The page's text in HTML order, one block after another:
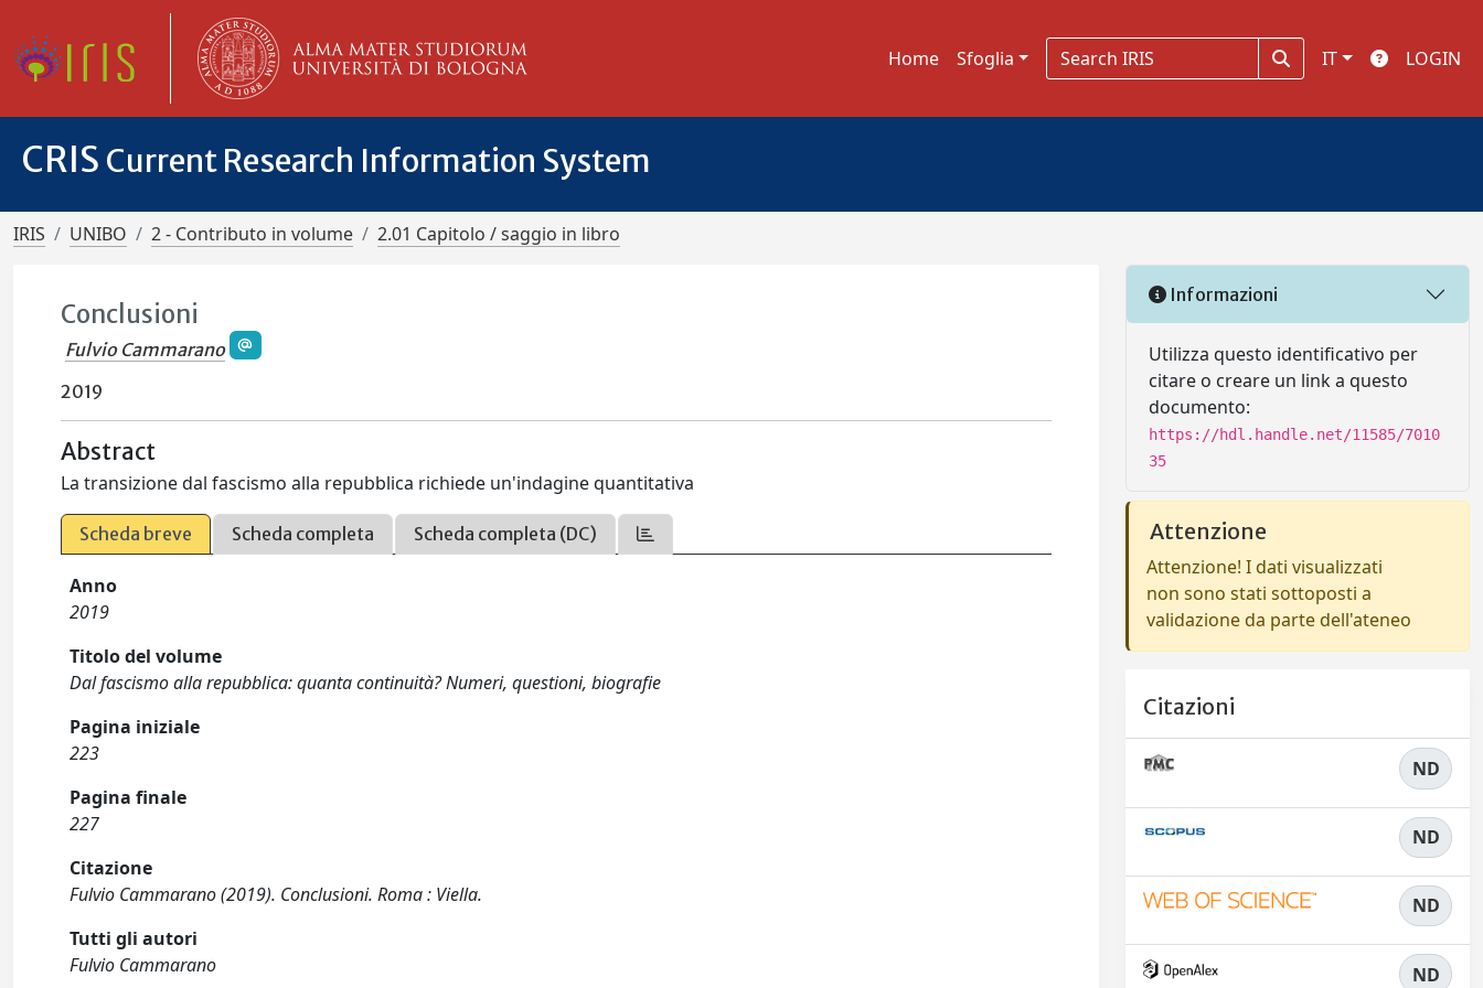
Home Sfoglia IT LOGIN
CRIS Current Research Information System
IRIS UNIBO 2 - Contributo in volume 2.01 Capitolo / saggio in libro
Conclusioni
Fulvio Cammarano
2019
Abstract
La transizione dal fascismo alla repubblica richiede un'indagine quantitativa
Scheda breve Scheda completa Scheda completa (DC)
Anno
2019
Titolo del volume
Dal fascismo alla repubblica: quanta continuità? Numeri, questioni, biografie
Pagina iniziale
223
Pagina finale
227
Citazione
Fulvio Cammarano (2019). Conclusioni. Roma : Viella.
Tutti gli autori
Fulvio Cammarano
Informazioni
Utilizza questo identificativo per
citare o creare un link a questo
documento:
https://hdl.handle.net/11585/7010
35
Attenzione
Attenzione! I dati visualizzati
non sono stati sottoposti a
validazione da parte dell'ateneo
Citazioni
ND
ND
ND
ND